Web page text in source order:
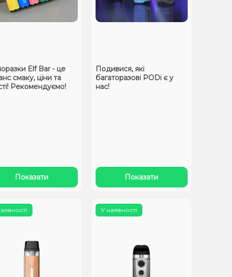
Elf Bar - це
смаку, ціни та
Рекомендуємо!
Показати
Подивися, які
багаторазові PODі є у
нас!
Показати
У наявності